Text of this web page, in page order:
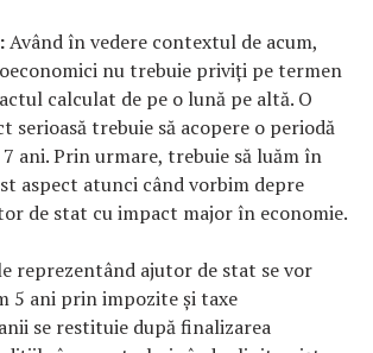
Având în vedere contextul de acum,
nu trebuie priviți pe termen
calculat de pe o lună pe altă. O
serioasă trebuie să acopere o periodă
7 ani. Prin urmare, trebuie să luăm în
aspect atunci când vorbim depre
de stat cu impact major în economie.
reprezentând ajutor de stat se vor
5 ani prin impozite și taxe
se restituie după finalizarea